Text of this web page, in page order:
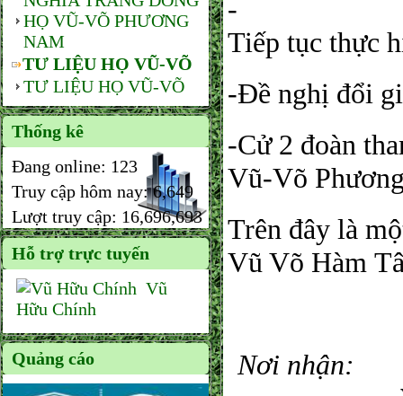
HỌ VŨ-VÕ PHƯƠNG
NAM
TƯ LIỆU HỌ VŨ-VÕ
TƯ LIỆU HỌ VŨ-VÕ
Thống kê
Đang online: 123
Truy cập hôm nay:6,649
Lượt truy cập: 16,696,693
Hỗ trợ trực tuyến
Vũ
Hữu Chính
Quảng cáo
-
Tiếp tục thực
-Đề nghị đổi
-Cử 2 đoàn
Vũ-Võ
Trên đây là
Vũ Võ Hàm
Nơi nhận: